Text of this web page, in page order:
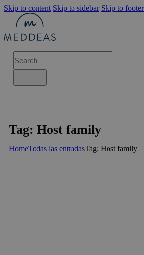
Skip to content Skip to sidebar Skip to footer
Tag: Host family
HomeTodas las entradasTag: Host family